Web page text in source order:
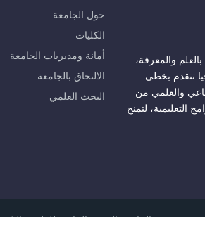
والمعرفة،
تتقدم بخطى
والعلمي من
التعليمية، لتمنح
حول الجامعة
الكليات
أمانة ومديريات الجامعة
الالتحاق بالجامعة
البحث العلمي
الجامعة العربية الخاصة للعلوم والتكنولوجيا © 2026, مديرية نظم